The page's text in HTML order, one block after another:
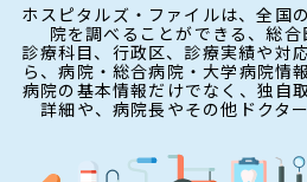
ホスピタルズ・ファイルは、全国
院を調べることができる、総合
診療科目、行政区、診療実績や対
ら、病院・総合病院・大学病院情
病院の基本情報だけでなく、独自
詳細や、病院長やその他ドクタ